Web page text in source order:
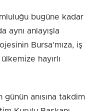
bugüne kadar
aynı anlayışla
Bursa’mıza, iş
hayırlı
günün anısına takdim